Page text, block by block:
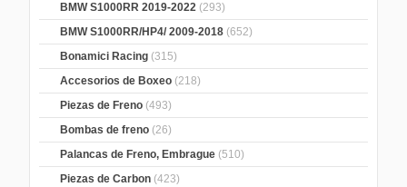
BMW S1000RR 2019-2022 (293)
BMW S1000RR/HP4/ 2009-2018 (652)
Bonamici Racing (315)
Accesorios de Boxeo (218)
Piezas de Freno (493)
Bombas de freno (26)
Palancas de Freno, Embrague (510)
Piezas de Carbon (423)